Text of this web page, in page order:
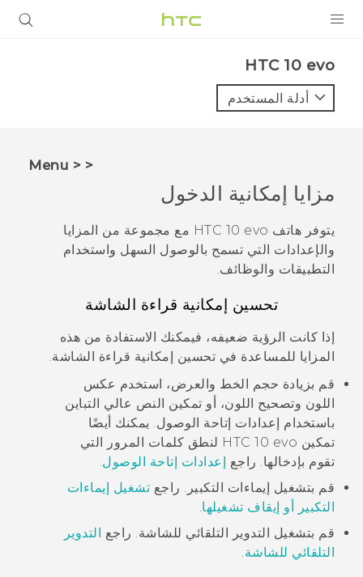
VIVE
VIVERSE
البرامج + التطبيقات
الدعم
HTC 10 evo‎
أدلة المستخدم
< < Menu
مزايا إمكانية الدخول
يتوفر هاتف HTC 10 evo مع مجموعة من المزايا
والإعدادات التي تسمح بالوصول السهل واستخدام
التطبيقات والوظائف.
تحسين إمكانية قراءة الشاشة
إذا كانت الرؤية ضعيفه، فيمكنك الاستفادة من هذه
المزايا للمساعدة في تحسين إمكانية قراءة الشاشة.
قم بزيادة حجم الخط والعرض، استخدم عكس
اللون وتصحيح اللون، أو تمكين النص عالي التباين
باستخدام إعدادات إتاحة الوصول. يمكنك أيضًا
تمكين HTC 10 evo لنطق كلمات المرور التي
تقوم بإدخالها. راجع إعدادات إتاحة الوصول.
قم بتشغيل إيماءات التكبير. راجع تشغيل إيماءات
التكبير أو إيقاف تشغيلها.
قم بتشغيل التدوير التلقائي للشاشة. راجع التدوير
التلقائي للشاشة.